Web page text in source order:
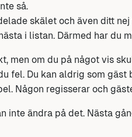
så.
skälet och även ditt
i listan. Därmed har du
men om du på något vis
fel. Du kan aldrig som
Någon regisserar och
inte ändra på det. Nästa